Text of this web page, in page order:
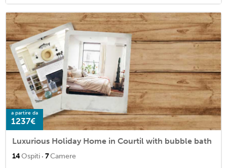
a partire da
1237€
Luxurious Holiday Home in Courtil with bubble bath
14Ospiti · 7Camere